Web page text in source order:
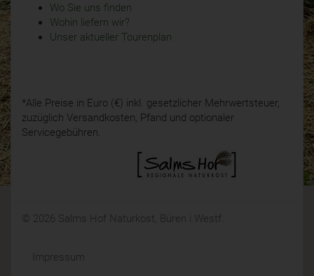
Wo Sie uns finden
Wohin liefern wir?
Unser aktueller Tourenplan
*Alle Preise in Euro (€) inkl. gesetzlicher Mehrwertsteuer,
zuzüglich Versandkosten, Pfand und optionaler
Servicegebühren.
© 2026 Salms Hof Naturkost, Büren i.Westf.
Impressum